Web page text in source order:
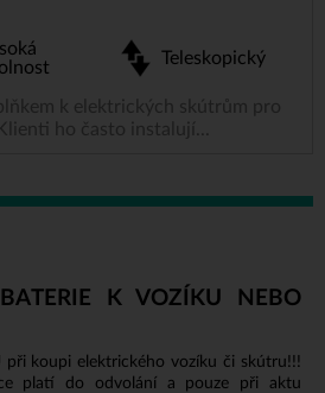
Teleskopický
k elektrických skútrům pro
ho často instalují...
K VOZÍKU NEBO
při koupi elektrického vozíku či skútru!!!
platí do odvolání a pouze při aktu